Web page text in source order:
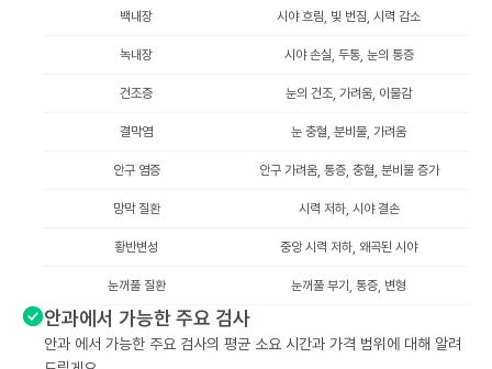
백내장 시야 흐림, 빛 번짐, 시력 감소
녹내장 시야 손실, 두통, 눈의 통증
건조증 눈의 건조, 가려움, 이물감
결막염 눈 충혈, 분비물, 가려움
안구 염증 안구 가려움, 통증, 충혈, 분비물 증가
망막 질환 시력 저하, 시야 결손
황반변성 중앙 시력 저하, 왜곡된 시야
눈꺼풀 질환 눈꺼풀 부기, 통증, 변형
안과에서 가능한 주요 검사
안과 에서 가능한 주요 검사의 평균 소요 시간과 가격 범위에 대해 알려